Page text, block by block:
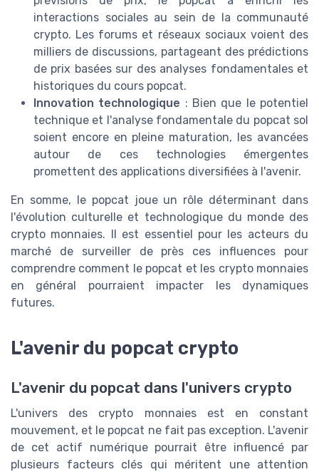
interactions sociales au sein de la communauté
crypto. Les forums et réseaux sociaux voient des
milliers de discussions, partageant des prédictions
de prix basées sur des analyses fondamentales et
historiques du cours popcat.
Innovation technologique : Bien que le potentiel
technique et l'analyse fondamentale du popcat sol
soient encore en pleine maturation, les avancées
autour de ces technologies émergentes
promettent des applications diversifiées à l'avenir.
En somme, le popcat joue un rôle déterminant dans
l'évolution culturelle et technologique du monde des
crypto monnaies. Il est essentiel pour les acteurs du
marché de surveiller de près ces influences pour
comprendre comment le popcat et les crypto monnaies
en général pourraient impacter les dynamiques
futures.
L'avenir du popcat crypto
L'avenir du popcat dans l'univers crypto
L'univers des crypto monnaies est en constant
mouvement, et le popcat ne fait pas exception. L'avenir
de cet actif numérique pourrait être influencé par
plusieurs facteurs clés qui méritent une attention